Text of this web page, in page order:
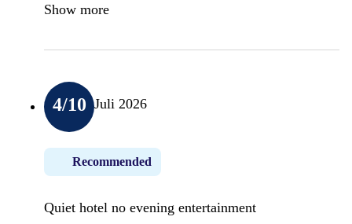
Show more
4/10 Juli 2026
Recommended
Quiet hotel no evening entertainment